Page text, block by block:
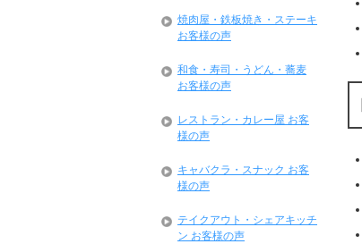
焼肉屋・鉄板焼き・ステーキ
お客様の声
和食・寿司・うどん・蕎麦
お客様の声
レストラン・カレー屋 お客
様の声
キャバクラ・スナック お客
様の声
テイクアウト・シェアキッチ
ン お客様の声